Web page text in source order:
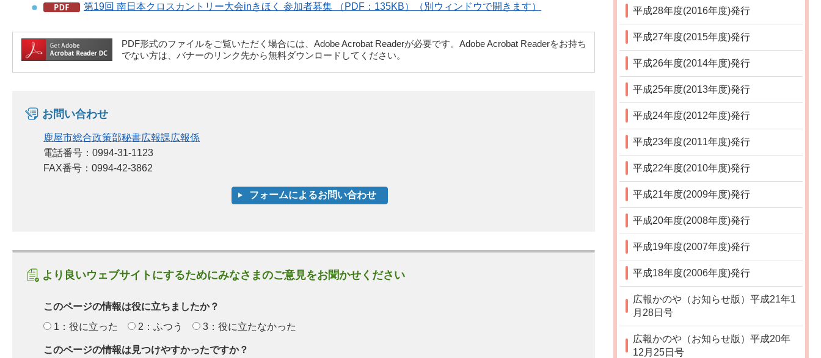
第19回 南日本クロスカントリー大会inきほく 参加者募集 （PDF：135KB）（別ウィンドウで開きます）
PDF形式のファイルをご覧いただく場合には、Adobe Acrobat Readerが必要です。Adobe Acrobat Readerをお持ち
でない方は、バナーのリンク先から無料ダウンロードしてください。
お問い合わせ
鹿屋市総合政策部秘書広報課広報係
電話番号：0994-31-1123
FAX番号：0994-42-3862
より良いウェブサイトにするためにみなさまのご意見をお聞かせください
このページの情報は役に立ちましたか？
1：役に立った
2：ふつう 3：役に立たなかった
このページの情報は見つけやすかったですか？
平成28年度(2016年度)発行
平成27年度(2015年度)発行
平成26年度(2014年度)発行
平成25年度(2013年度)発行
平成24年度(2012年度)発行
平成23年度(2011年度)発行
平成22年度(2010年度)発行
平成21年度(2009年度)発行
平成20年度(2008年度)発行
平成19年度(2007年度)発行
平成18年度(2006年度)発行
広報かのや（お知らせ版）平成21年1
月28日号
広報かのや（お知らせ版）平成20年
12月25日号